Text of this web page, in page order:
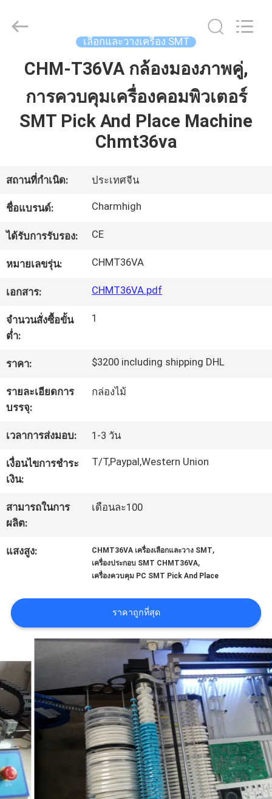
บ้าน
สินค้า
เกี่ยว
กับ
เรา
ทัวร์
โรงงาน
การ
ควบคุม
คุณภาพ
ติดต่อ
เรา
ข่าว
SHOPPING
ON
LINE
แผนผัง
เว็บไซต์
นโยบาย
ความ
2026
CHARMHIGH
Reserved.
เลือกและวางเครื่อง SMT
CHM-T36VA กล้องมองภาพคู่,
การควบคุมเครื่องคอมพิวเตอร์
SMT Pick And Place Machine
Chmt36va
สถานที่กำเนิด: ประเทศจีน
ชื่อแบรนด์: Charmhigh
ได้รับการรับรอง: CE
หมายเลขรุ่น: CHMT36VA
เอกสาร: CHMT36VA.pdf
จำนวนสั่งซื้อขั้น
ต่ำ:
1
ราคา: $3200 including shipping DHL
รายละเอียดการ
บรรจุ:
กล่องไม้
เวลาการส่งมอบ: 1-3 วัน
เงื่อนไขการชำระ
เงิน:
T/T,Paypal,Western Union
สามารถในการ
ผลิต:
เดือนละ100
แสงสูง: CHMT36VA เครื่องเลือกและวาง SMT,
เครื่องประกอบ SMT CHMT36VA,
เครื่องควบคุม PC SMT Pick And Place
ราคาถูกที่สุด